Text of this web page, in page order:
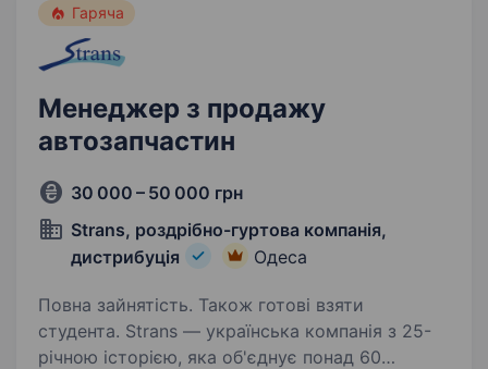
Гаряча
Менеджер з продажу
автозапчастин
30 000 – 50 000 грн
Strans, роздрібно-гуртова компанія,
дистрибуція
Одеса
Повна зайнятість. Також готові взяти
студента. Strans — українська компанія з 25-
річною історією, яка об'єднує понад 60